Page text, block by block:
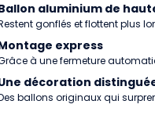
aluminium de
gonflés et flottent plus
express
à une fermeture
décoration
ballons originaux qui